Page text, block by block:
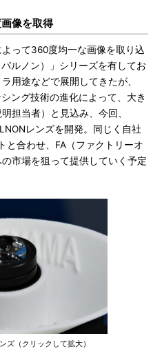
像を取得
って360度均一な画像を取り込
ルノン）」シリーズを有してお
用途などで展開してきたが、
ング技術の進化によって、大き
担当者）と見込み、今回、
レンズを開発。同じく自社
と合わせ、FA（ファクトリーオ
市場を狙って提供していく予定
ズ（クリックして拡大）